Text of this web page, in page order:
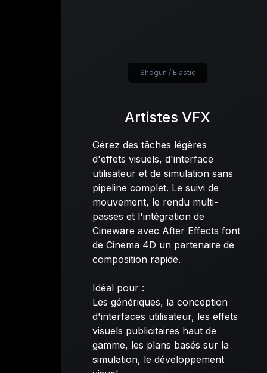
Artistes VFX
Gérez des tâches légères
d'effets visuels, d'interface
utilisateur et de simulation sans
pipeline complet. Le suivi de
mouvement, le rendu multi-
passes et l'intégration de
Cineware avec After Effects font
de Cinema 4D un partenaire de
composition rapide.
Idéal pour :
Les génériques, la conception
d'interfaces utilisateur, les effets
visuels publicitaires haut de
gamme, les plans basés sur la
simulation, le développement
Shōgun / Elastic